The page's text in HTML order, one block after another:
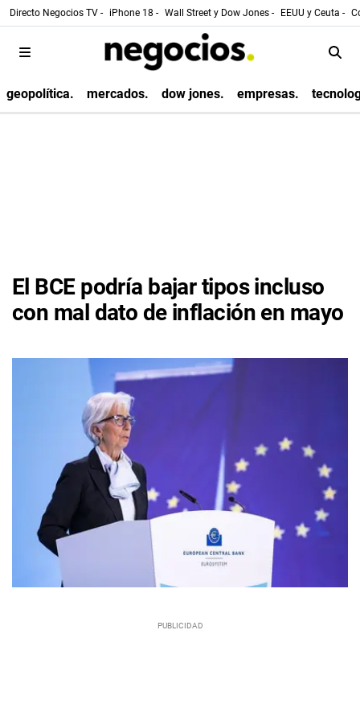
Directo Negocios TV - iPhone 18 - Wall Street y Dow Jones - EEUU y Ceuta -
geopolítica. mercados. dow jones. empresas.
El BCE podría bajar tipos incluso
con mal dato de inflación en mayo